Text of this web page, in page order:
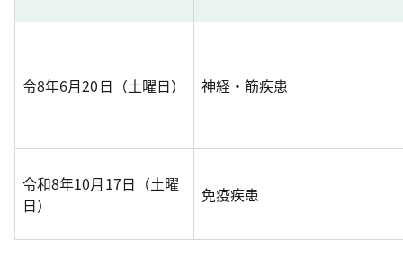
令8年6月20日（土曜日） 神経・筋疾患
令和8年10月17日（土曜
日）
免疫疾患